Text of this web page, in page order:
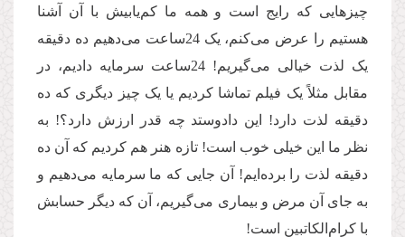
چیزهایی که رایج است و همه ما کم‌یابیش با آن آشنا
هستیم را عرض می‌کنم، یک 24ساعت می‌دهیم ده دقیقه
یک لذت خیالی می‌گیریم! 24ساعت سرمایه دادیم، در
مقابل مثلاً یک فیلم تماشا کردیم یا یک چیز دیگری که ده
دقیقه لذت دارد! این دادوستد چه قدر ارزش دارد؟! به
نظر ما این خیلی خوب است! تازه هنر هم کردیم که آن ده
دقیقه لذت را برده‌ایم! آن جایی که ما سرمایه می‌دهیم و
به جای آن مرض و بیماری می‌گیریم، آن که دیگر حسابش
با کرام‌الکاتبین است!